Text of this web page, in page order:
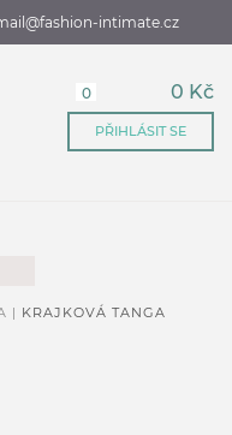
intimate.cz
0 0 Kč
PŘIHLÁSIT SE
| KRAJKOVÁ TANGA